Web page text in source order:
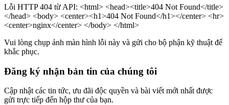
Lỗi HTTP 404 từ API: <html> <head><title>404 Not Found</title>
</head> <body> <center><h1>404 Not Found</h1></center> <hr>
<center>nginx</center> </body> </html>
Vui lòng chụp ảnh màn hình lỗi này và gửi cho bộ phận kỹ thuật để
khắc phục.
Đăng ký nhận bản tin của chúng tôi
Cập nhật các tin tức, ưu đãi độc quyền và bài viết mới nhất được
gửi trực tiếp đến hộp thư của bạn.